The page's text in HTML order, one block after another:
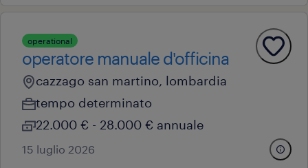
operational
operatore manuale d'officina
cazzago san martino, lombardia
tempo determinato
22.000 € - 28.000 € annuale
15 luglio 2026